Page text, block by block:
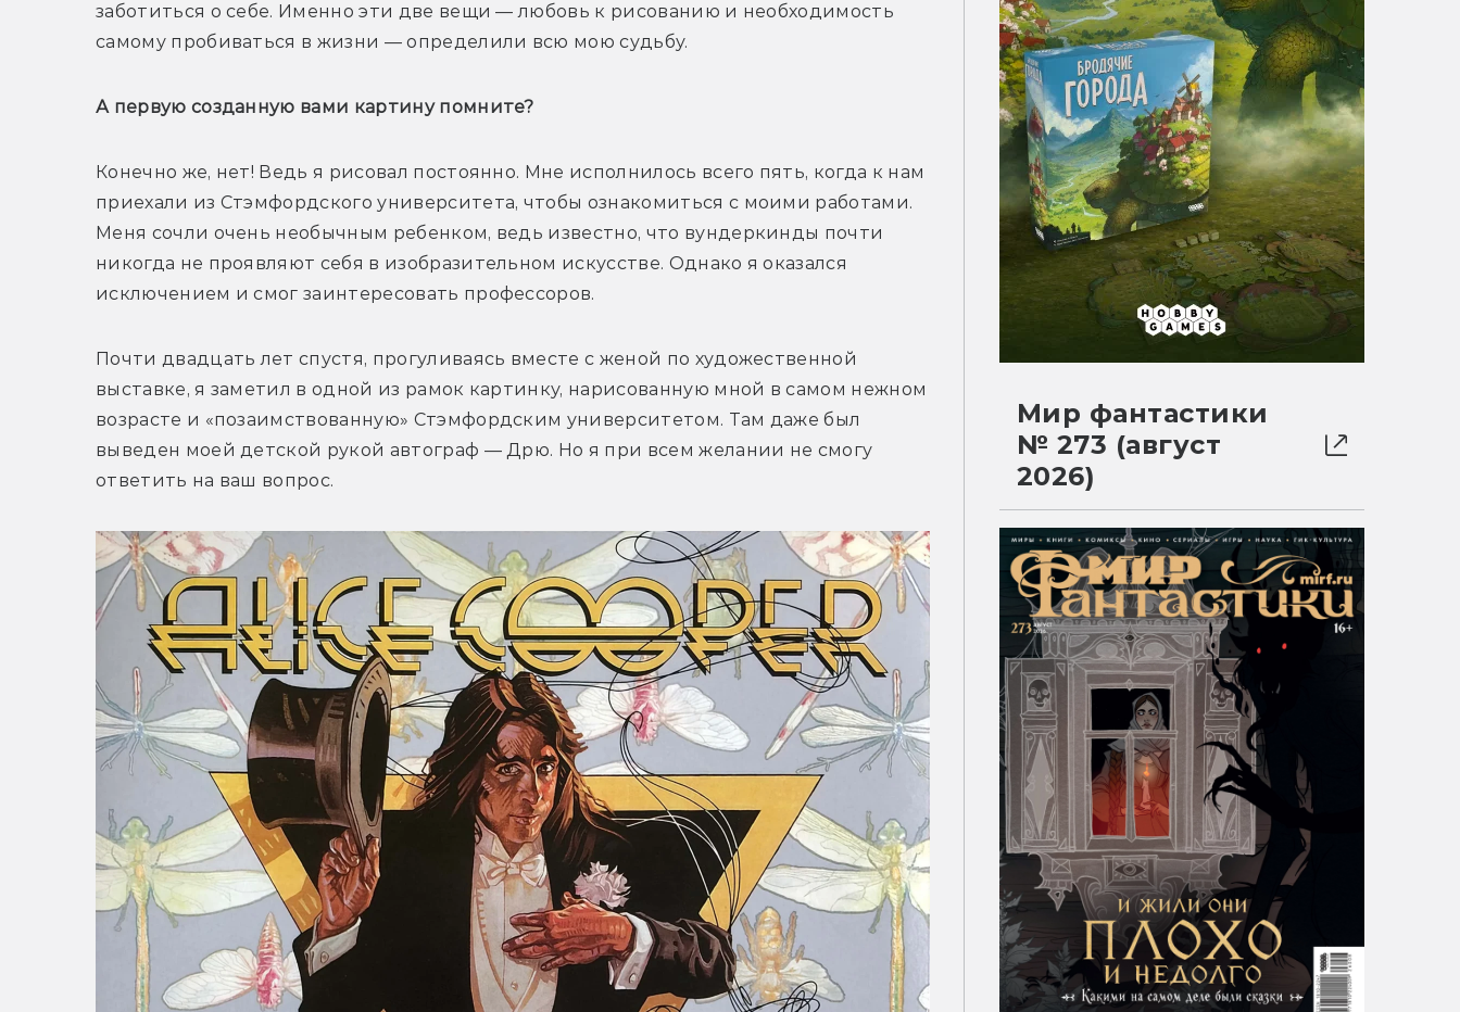
заботиться о себе. Именно эти две вещи — любовь к рисованию и необходимость
самому пробиваться в жизни — определили всю мою судьбу.
А первую созданную вами картину помните?
Конечно же, нет! Ведь я рисовал постоянно. Мне исполнилось всего пять, когда к нам
приехали из Стэмфордского университета, чтобы ознакомиться с моими работами.
Меня сочли очень необычным ребенком, ведь известно, что вундеркинды почти
никогда не проявляют себя в изобразительном искусстве. Однако я оказался
исключением и смог заинтересовать профессоров.
Почти двадцать лет спустя, прогуливаясь вместе с женой по художественной
выставке, я заметил в одной из рамок картинку, нарисованную мной в самом нежном
возрасте и «позаимствованную» Стэмфордским университетом. Там даже был
выведен моей детской рукой автограф — Дрю. Но я при всем желании не смогу
ответить на ваш вопрос.
Мир фантастики
№ 273 (август
2026)